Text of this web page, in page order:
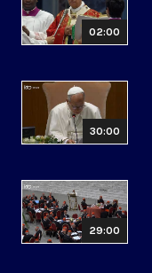
02:00
30:00
29:00